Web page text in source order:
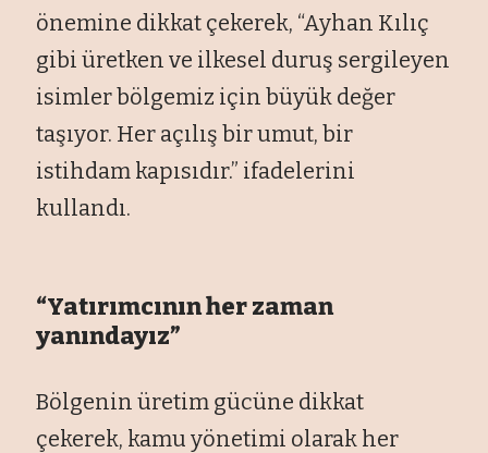
önemine dikkat çekerek, “Ayhan Kılıç
gibi üretken ve ilkesel duruş sergileyen
isimler bölgemiz için büyük değer
taşıyor. Her açılış bir umut, bir
istihdam kapısıdır.” ifadelerini
kullandı.
“Yatırımcının her zaman
yanındayız”
Bölgenin üretim gücüne dikkat
çekerek, kamu yönetimi olarak her